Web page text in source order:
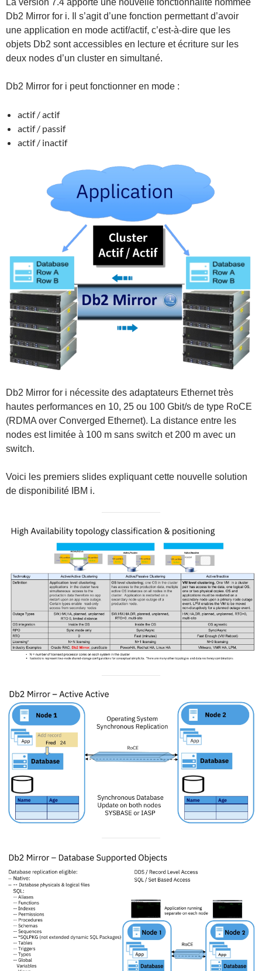
La version 7.4 apporte une nouvelle fonctionnalité nommée
Db2 Mirror for i. Il s’agit d’une fonction permettant d’avoir
une application en mode actif/actif, c’est-à-dire que les
objets Db2 sont accessibles en lecture et écriture sur les
deux nodes d’un cluster en simultané.
Db2 Mirror for i peut fonctionner en mode :
actif / actif
actif / passif
actif / inactif
Db2 Mirror for i nécessite des adaptateurs Ethernet très
hautes performances en 10, 25 ou 100 Gbit/s de type RoCE
(RDMA over Converged Ethernet). La distance entre les
nodes est limitée à 100 m sans switch et 200 m avec un
switch.
Voici les premiers slides expliquant cette nouvelle solution
de disponibilité IBM i.